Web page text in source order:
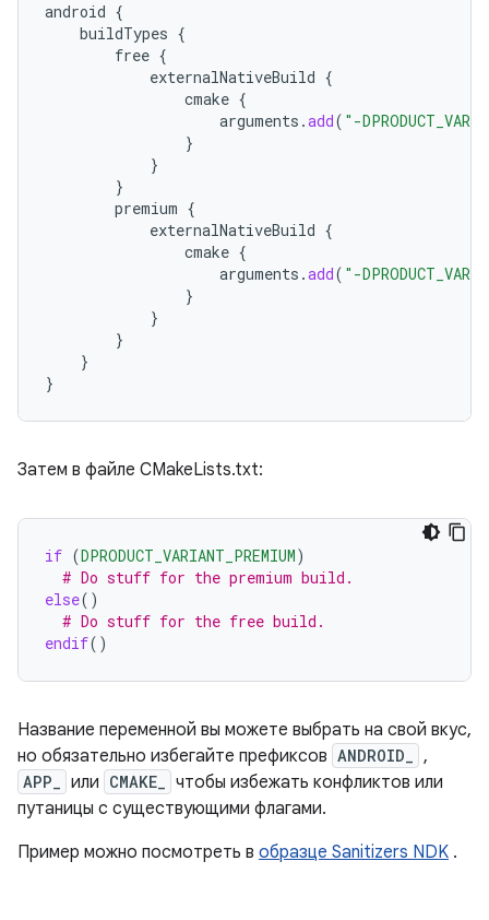
android {
buildTypes {
free {
externalNativeBuild {
cmake {
arguments .add( "-
}
}
}
premium {
externalNativeBuild {
cmake {
arguments .add( "-
}
}
}
}
}
Затем в файле CMakeLists.txt:
if (DPRODUCT_VARIANT_PREMIUM)
# Do stuff for the premium build.
else()
# Do stuff for the free build.
endif()
Название переменной вы можете выбрать на свой вкус,
но обязательно избегайте префиксов ANDROID_ ,
APP_ или CMAKE_
чтобы избежать конфликтов или
путаницы с существующими флагами.
Пример можно посмотреть в образце Sanitizers NDK .